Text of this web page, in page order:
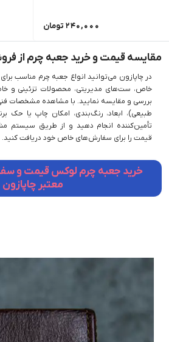
240,000 تومان
مقایسه قیمت و خرید جعبه چرم از
در چاپازون می‌توانید انواع جعبه چرم مناسب
خاص، ست‌های مدیریتی، محصولات تزئینی و
بررسی و مقایسه نمایید. با مشاهده مشخصات
طبیعی)، ابعاد، رنگ‌بندی، امکان چاپ یا حک
تأمین‌کننده انجام دهید و از طریق سیستم
قیمت را برای سفارش‌های خاص خود دریافت کنید.
خرید جعبه چرم لوکس قیمت و
معتبر چاپازون